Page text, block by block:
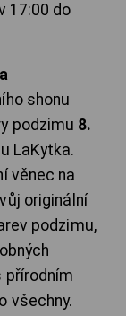
17:00 do
shonu
podzimu 8.
LaKytka.
věnec na
originální
podzimu,
přírodním
všechny.